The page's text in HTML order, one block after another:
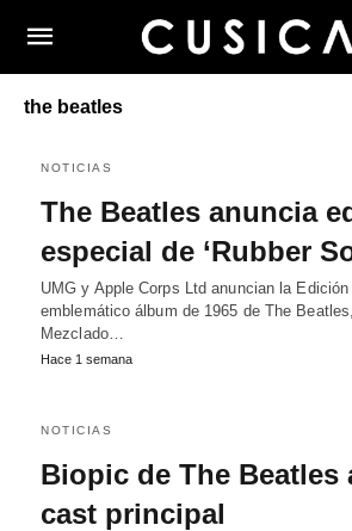
the beatles
NOTICIAS
The Beatles anuncia
especial de ‘Rubber
UMG y Apple Corps Ltd anuncian la Edición
emblemático álbum de 1965 de The
Mezclado…
Hace 1 semana
NOTICIAS
Biopic de The Beatles
cast principal